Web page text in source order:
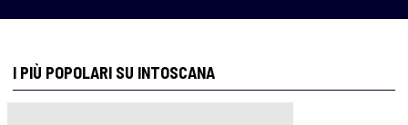
I PIÙ POPOLARI SU INTOSCANA